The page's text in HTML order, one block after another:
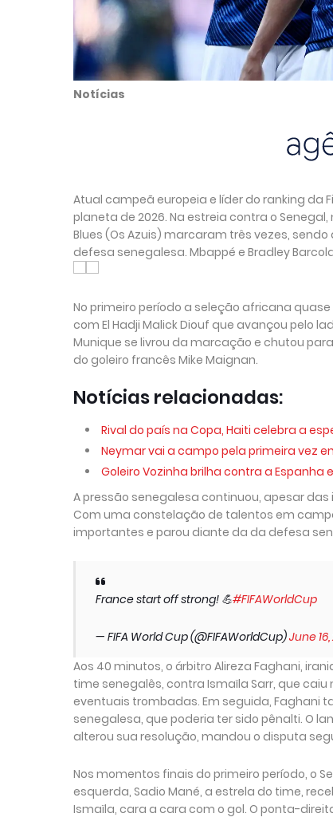
Notícias
Atual campeã europeia e líder do ranking da
planeta de 2026. Na estreia contra o
Blues (Os Azuis) marcaram três vezes,
defesa senegalesa. Mbappé e Bradley
No primeiro período a seleção africana
com El Hadji Malick Diouf que avançou pelo
Munique se livrou da marcação e chutou
do goleiro francês Mike Maignan.
Notícias relacionadas:
Rival do país na Copa, Haiti celebra a
Neymar vai a campo pela primeira vez
Goleiro Vozinha brilha contra a Espanha
A pressão senegalesa continuou, apesar
Com uma constelação de talentos em
importantes e parou diante da da defesa
France start off strong! 💪#FIFAWorldCup
— FIFA World Cup (@FIFAWorldCup)June
Aos 40 minutos, o árbitro Alireza Faghani,
time senegalês, contra Ismaïla Sarr, que
eventuais trombadas. Em seguida, Faghani
senegalesa, que poderia ter sido pênalti. O
alterou sua resolução, mandou o disputa
Nos momentos finais do primeiro período, o
esquerda, Sadio Mané, a estrela do time,
Ismaïla, cara a cara com o gol. O ponta-